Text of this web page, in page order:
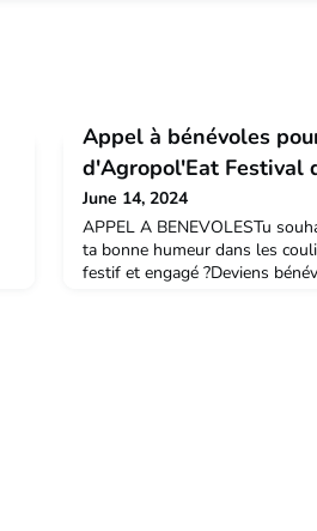
Appel à bénévoles
d'Agropol'Eat Festival
June 14, 2024
APPEL A BENEVOLESTu
ta bonne humeur dans les
festif et engagé ?Deviens